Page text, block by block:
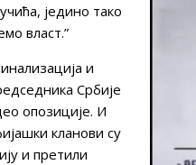
једино тако
власт.”
и
Србије
опозиције. И
кланови су
и претили